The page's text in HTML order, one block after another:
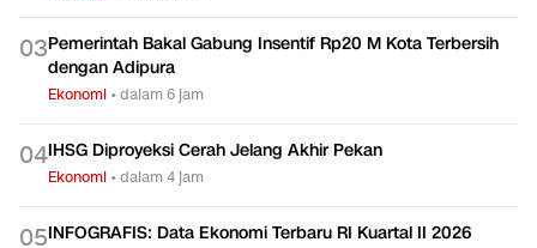
03Pemerintah Bakal Gabung Insentif Rp20 M Kota Terbersih
dengan Adipura
Ekonomi •dalam 6 jam
04IHSG Diproyeksi Cerah Jelang Akhir Pekan
Ekonomi •dalam 4 jam
05INFOGRAFIS: Data Ekonomi Terbaru RI Kuartal II 2026